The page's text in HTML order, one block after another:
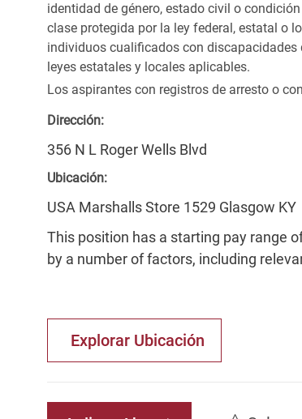
identidad de género, estado civil o
clase protegida por la ley federal, estatal o
individuos cualificados con discapacidades
leyes estatales y locales aplicables.
Los aspirantes con registros de arresto o
Dirección:
356 N L Roger Wells Blvd
Ubicación:
USA Marshalls Store 1529 Glasgow KY
This position has a starting pay range
by a number of factors, including
Explorar Ubicación